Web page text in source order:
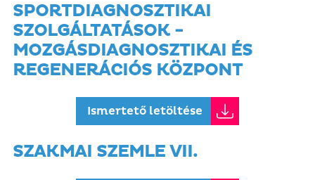
SPORTDIAGNOSZTIKAI
SZOLGÁLTATÁSOK -
MOZGÁSDIAGNOSZTIKAI ÉS
REGENERÁCIÓS KÖZPONT
Ismertető letöltése
SZAKMAI SZEMLE VII.